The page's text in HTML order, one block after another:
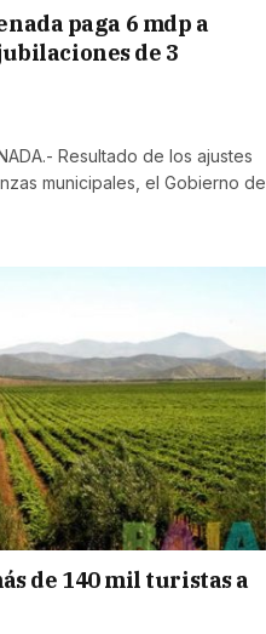
paga 6 mdp a
de 3
Resultado de los ajustes
municipales, el Gobierno de
de 140 mil turistas a